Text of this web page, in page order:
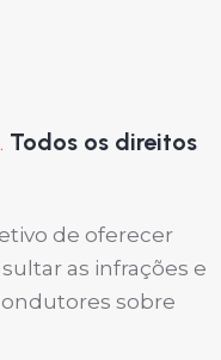
Todos os direitos
de oferecer
as infrações e
sobre